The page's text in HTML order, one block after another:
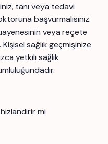
tanı veya tedavi
başvurmalısınız.
veya reçete
sağlık geçmişinize
yetkili sağlık
mi